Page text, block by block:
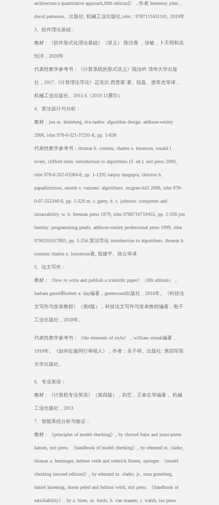
architecture:a quantitative approach,fifth edition]》，作者 hennessy john
david patterson 。出版社: 机械工业出版社 ,isbn ： 9787111631101, 2019年
3 、软件理论基础：
教材：《软件形式化理论基础》（讲义） 陈仪香 ，张敏，卜天明和吴
恒洋， 2020年
代表性教学参考书：《计算系统的形式语义》陆汝钤 清华大学出版
社， 2017. 《计算理论导论》迈克尔 西普塞 著。段磊、唐常杰等译，
机械工业出版社。 2015.6 （2019.11重印）
4 、算法设计与分析：
教材： jon m. kleinberg, éva tardos: algorithm design. addison-wesley
2006, isbn 978-0-321-37291-8, pp. 1-838
代表性教学参考书： thomas h. cormen, charles e. leiserson, ronald l.
rivest, clifford stein: introduction to algorithms (3. ed.). mit press 2009,
isbn 978-0-262-03384-8, pp. 1-1292.sanjoy dasgupta, christos h.
papadimitriou, umesh v. vazirani: algorithms. mcgraw-hill 2008, isbn 978-
0-07-352340-8, pp. 1-320.m. r. garey, d. s. johnson: computers and
intractability. w. h. freeman press 1979, isbn 9780716710455, pp. 1-338.jon
bentley: programming pearls. addison-wesley professional press 1999, isbn
9780201657883, pp. 1-256. 算法导论 introduction to algorithms. thomas h.
cormem charles e. lesiserson著 殷建平、徐云等译
5 、论文写作：
教材：《how to write and publish a scientific paper》（8th edition），
barbara gastel和robert a. day编著， greenwood出版社， 2016年。《科技论
文写作与发表教程》（第8版），科技论文写作与发表教程编著，电子
工业出版社， 2018年。
代表性教学参考书：《the elements of style》， william strunk编著，
1918年。《如何征服同行审稿人》，作者：吴子祥。出版社: 第四军医
大学出版社。
6 、专业英语：
教材：《计算机专业英语》（第四版），刘艺，王春生等编著， 机械
工业出版社， 2013
7 、智能系统分析与验证：
教材：《principles of model checking》 , by christel baier and joost-pieter
katoen, mit press. 《handbook of model checking》 , by edmund m. clarke,
thomas a. henzinger, helmut veith and roderick bloem, springer. 《model
checking (second edition)》 , by edmund m. clarke, jr., orna grumberg,
daniel kroening, doron peled and helmut veith, mit press. 《handbook of
satisfiability》 , by a. biere, m. heule, h. van maaren, t. walsh, iso press.